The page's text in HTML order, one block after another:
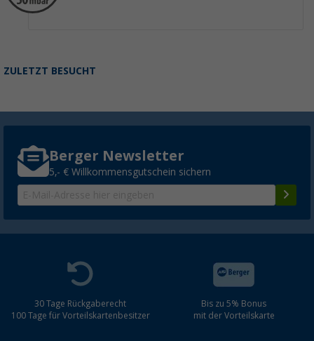
ZULETZT BESUCHT
Berger Newsletter
5,- € Willkommensgutschein sichern
30 Tage Rückgaberecht
100 Tage für Vorteilskartenbesitzer
Bis zu 5% Bonus
mit der Vorteilskarte